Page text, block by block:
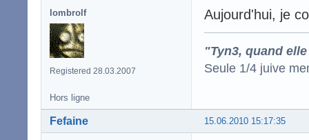
lombrolf
Registered 28.03.2007
Aujourd'hui, je
"Tyn3, quand
Seule 1/4 juive
Hors ligne
15.06.2010 15:17:35
Fefaine